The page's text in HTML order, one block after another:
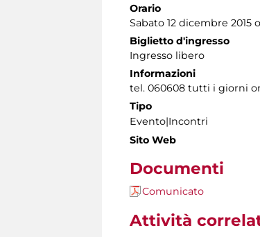
Orario
Sabato 12 dicembre 2015
Biglietto d'ingresso
Ingresso libero
Informazioni
tel. 060608 tutti i giorni
Tipo
Evento|Incontri
Sito Web
Documenti
Comunicato
Attività